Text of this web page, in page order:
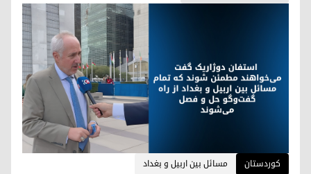
کوردستان مسائل بین اربیل و بغداد